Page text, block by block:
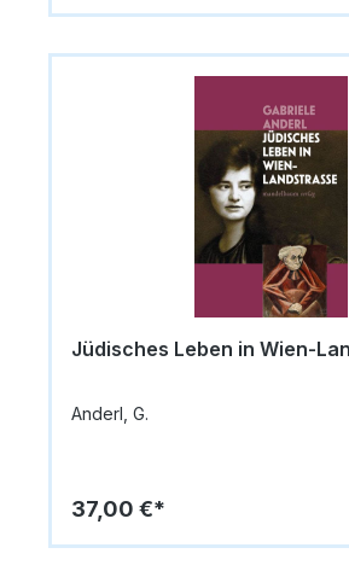
Jüdisches Leben in Wien-
Anderl, G.
37,00 €*